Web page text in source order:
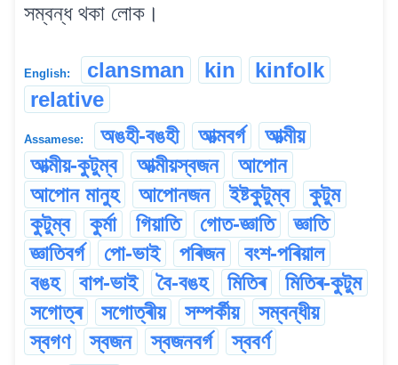
সম্বন্ধ থকা লোক।
English: clansman kin
kinfolk
relative
Assamese: অঙহী-বঙহী আত্মবৰ্গ
আত্মীয়
আত্মীয়-কুটুম্ব
আত্মীয়স্বজন
আপোন
আপোন মানুহ
আপোনজন ইষ্টকুটুম্ব
কুটুম
কুটুম্ব
কুৰ্মা গিয়াতি গোত-জ্ঞাতি
জ্ঞাতি
জ্ঞাতিবৰ্গ
পো-ভাই পৰিজন
বংশ-পৰিয়াল
বঙহ
বাপ-ভাই বৈ-বঙহ মিতিৰ
মিতিৰ-কুটুম
সগোত্ৰ
সগোত্ৰীয় সম্পৰ্কীয়
সম্বন্ধীয়
স্বগণ
স্বজন স্বজনবৰ্গ স্ববৰ্ণ